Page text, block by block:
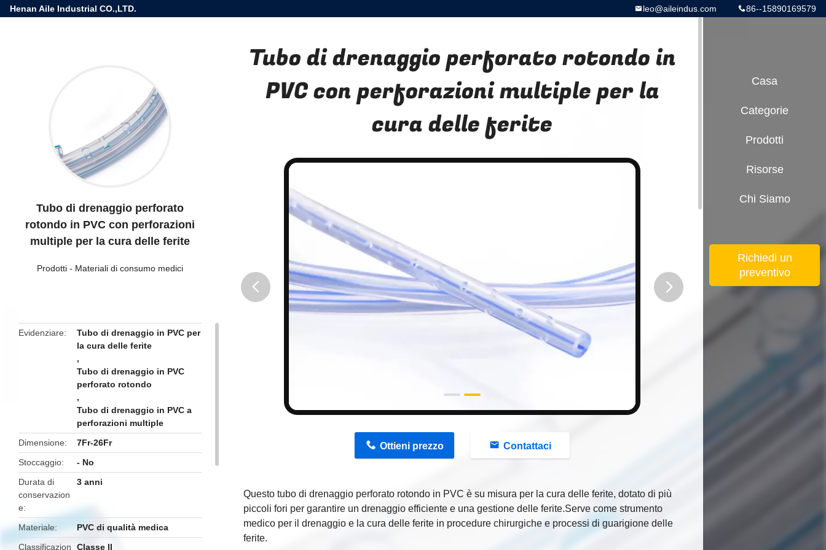
Henan Aile Industrial CO.,LTD. 86--15890169579
leo@aileindus.com
Tubo di drenaggio perforato
rotondo in PVC con perforazioni
multiple per la cura delle ferite
Prodotti - Materiali di consumo medici
Evidenziare
Tubo di drenaggio in PVC per
la cura delle ferite
,
Tubo di drenaggio in PVC
perforato rotondo
,
Tubo di drenaggio in PVC a
perforazioni multiple
Dimensione
7Fr-26Fr
Stoccaggio
- No
Durata di
conservazion
e
3 anni
Materiale
PVC di qualità medica
Classificazion
Classe II
Tubo di drenaggio perforato rotondo in
PVC con perforazioni multiple per la
cura delle ferite
Ottieni prezzo Contattaci
Questo tubo di drenaggio perforato rotondo in PVC è su misura per la cura delle ferite, dotato di più
piccoli fori per garantire un drenaggio efficiente e una gestione delle ferite.Serve come strumento
medico per il drenaggio e la cura delle ferite in procedure chirurgiche e processi di guarigione delle
ferite.
Casa
Categorie
Prodotti
Risorse
Chi Siamo
Richiedi un
preventivo